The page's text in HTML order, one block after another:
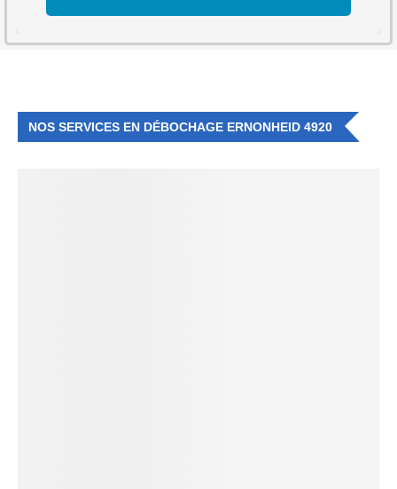
NOS SERVICES EN DÉBOCHAGE ERNONHEID 4920